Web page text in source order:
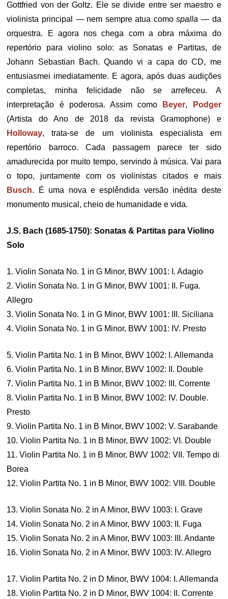
Gottfried von der Goltz. Ele se divide entre ser maestro e
violinista principal — nem sempre atua comospalla — da
orquestra. E agora nos chega com a obra máxima do
repertório para violino solo: as Sonatas e Partitas, de
Johann Sebastian Bach. Quando vi a capa do CD, me
entusiasmei imediatamente. E agora, após duas audições
completas, minha felicidade não se arrefeceu. A
interpretação é poderosa. Assim como
Beyer,
Podger
(Artista do Ano de 2018 da revista Gramophone) e
Holloway, trata-se de um violinista especialista em
repertório barroco. Cada passagem parece ter sido
amadurecida por muito tempo, servindo à música. Vai para
o topo, juntamente com os violinistas citados e mais
Busch. É uma nova e esplêndida versão inédita deste
monumento musical, cheio de humanidade e vida.
J.S. Bach (1685-1750): Sonatas & Partitas para Violino
Solo
1. Violin Sonata No. 1 in G Minor, BWV 1001: I. Adagio
2. Violin Sonata No. 1 in G Minor, BWV 1001: II. Fuga.
Allegro
3. Violin Sonata No. 1 in G Minor, BWV 1001: III. Siciliana
4. Violin Sonata No. 1 in G Minor, BWV 1001: IV. Presto
5. Violin Partita No. 1 in B Minor, BWV 1002: I. Allemanda
6. Violin Partita No. 1 in B Minor, BWV 1002: II. Double
7. Violin Partita No. 1 in B Minor, BWV 1002: III. Corrente
8. Violin Partita No. 1 in B Minor, BWV 1002: IV. Double.
Presto
9. Violin Partita No. 1 in B Minor, BWV 1002: V. Sarabande
10. Violin Partita No. 1 in B Minor, BWV 1002: VI. Double
11. Violin Partita No. 1 in B Minor, BWV 1002: VII. Tempo di
Borea
12. Violin Partita No. 1 in B Minor, BWV 1002: VIII. Double
13. Violin Sonata No. 2 in A Minor, BWV 1003: I. Grave
14. Violin Sonata No. 2 in A Minor, BWV 1003: II. Fuga
15. Violin Sonata No. 2 in A Minor, BWV 1003: III. Andante
16. Violin Sonata No. 2 in A Minor, BWV 1003: IV. Allegro
17. Violin Partita No. 2 in D Minor, BWV 1004: I. Allemanda
18. Violin Partita No. 2 in D Minor, BWV 1004: II. Corrente